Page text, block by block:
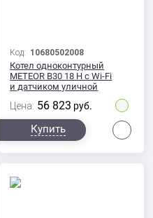
Код: 10680502008
Котел одноконтурный
METEOR B30 18 H с Wi-Fi
и датчиком уличной
Цена: 56 823 руб.
Купить